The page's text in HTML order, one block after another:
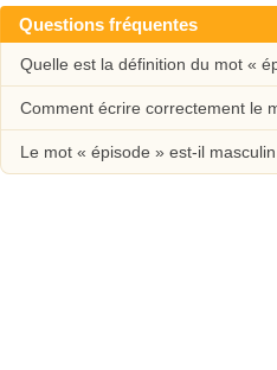
Questions fréquentes
Quelle est la définition du mot «
Comment écrire correctement le
Le mot « épisode » est-il